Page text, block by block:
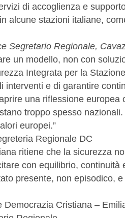
di accoglienza e
alcune stazioni italiane,
Segretario Regionale,
un modello, non con
Integrata per la
interventi e di garantire
una riflessione
troppo spesso
europei.”
Regionale DC
ritiene che la sicurezza
con equilibrio,
presente, non episodico,
Democrazia Cristiana –